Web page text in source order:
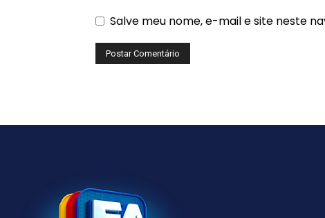
Salve meu nome, e-mail e site neste